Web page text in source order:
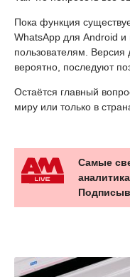
Пока функция
WhatsApp для Android
пользователям. Версия
вероятно, последуют
Остаётся главный
миру или только в
Самые